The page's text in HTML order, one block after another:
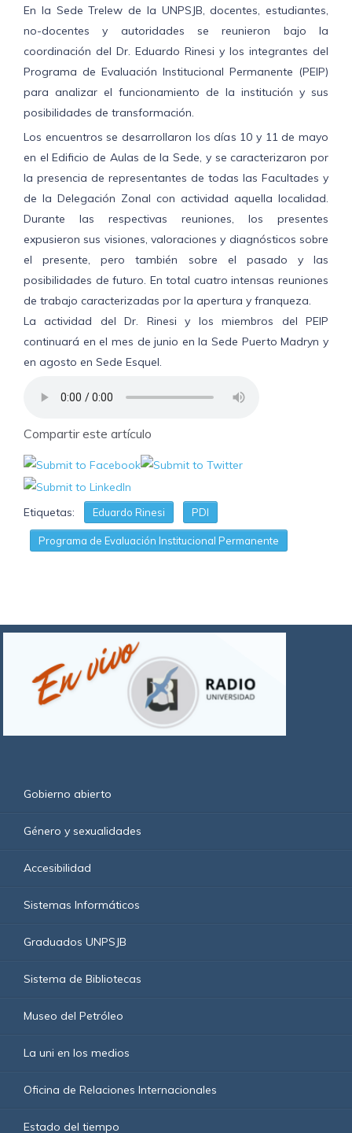
En la Sede Trelew de la UNPSJB, docentes, estudiantes,
no-docentes y autoridades se reunieron bajo la
coordinación del Dr. Eduardo Rinesi y los integrantes del
Programa de Evaluación Institucional Permanente (PEIP)
para analizar el funcionamiento de la institución y sus
posibilidades de transformación.
Los encuentros se desarrollaron los días 10 y 11 de mayo
en el Edificio de Aulas de la Sede, y se caracterizaron por
la presencia de representantes de todas las Facultades y
de la Delegación Zonal con actividad aquella localidad.
Durante las respectivas reuniones, los presentes
expusieron sus visiones, valoraciones y diagnósticos sobre
el presente, pero también sobre el pasado y las
posibilidades de futuro. En total cuatro intensas reuniones
de trabajo caracterizadas por la apertura y franqueza.
La actividad del Dr. Rinesi y los miembros del PEIP
continuará en el mes de junio en la Sede Puerto Madryn y
en agosto en Sede Esquel.
Compartir este artículo
Etiquetas: Eduardo Rinesi PDI
Programa de Evaluación Institucional Permanente
Gobierno abierto
Género y sexualidades
Accesibilidad
Sistemas Informáticos
Graduados UNPSJB
Sistema de Bibliotecas
Museo del Petróleo
La uni en los medios
Oficina de Relaciones Internacionales
Estado del tiempo